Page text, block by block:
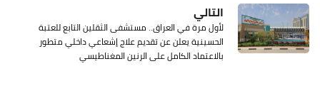
التالي
لأول مرة في العراق.. مستشفى الثقلين التابع للعتبة
الحسينية يعلن عن تقديم علاج إشعاعي داخلي متطور
بالاعتماد الكامل على الرنين المغناطيسي